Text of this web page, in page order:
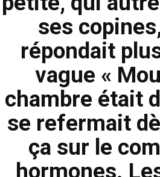
ses
répondait
vague «
chambre était
se refermait
ça sur le
hormones.